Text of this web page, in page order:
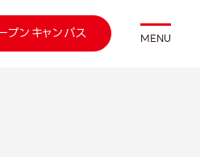
プンキャンパス MENU